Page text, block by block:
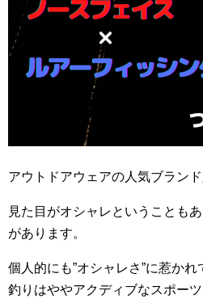
アウトドアウェアの人気ブランド
見た目がオシャレということも
があります。
個人的にも”オシャレさ”に惹か
釣りはややアクディブなスポー